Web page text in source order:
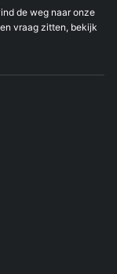
de weg naar onze
vraag zitten, bekijk